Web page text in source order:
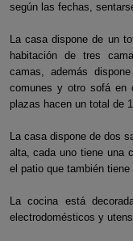
según las fechas,
La casa dispone de un
habitación de tres
camas, además
comunes y otro sofá en
plazas hacen un total de
La casa dispone de dos
alta, cada uno tiene una
el patio que también
La cocina está
electrodomésticos y